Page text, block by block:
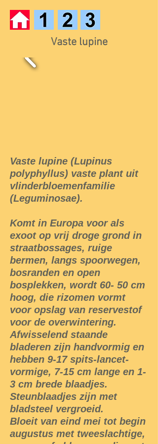
Vaste lupine
Vaste lupine (Lupinus
polyphyllus) vaste plant uit
vlinderbloemenfamilie
(Leguminosae).
Komt in Europa voor als
exoot op vrij droge grond in
straatbossages, ruige
bermen, langs spoorwegen,
bosranden en open
bosplekken, wordt 60- 50 cm
hoog, die rizomen vormt
voor opslag van reservestof
voor de overwintering.
Afwisselend staande
bladeren zijn handvormig en
hebben 9-17 spits-lancet-
vormige, 7-15 cm lange en 1-
3 cm brede blaadjes.
Steunblaadjes zijn met
bladsteel vergroeid.
Bloeit van eind mei tot begin
augustus met tweeslachtige,